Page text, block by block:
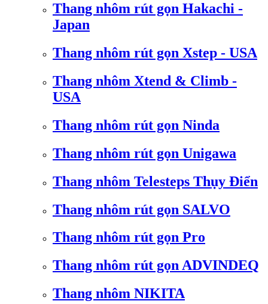
Thang nhôm rút gọn Hakachi -
Japan
Thang nhôm rút gọn Xstep - USA
Thang nhôm Xtend & Climb -
USA
Thang nhôm rút gọn Ninda
Thang nhôm rút gọn Unigawa
Thang nhôm Telesteps Thụy Điển
Thang nhôm rút gọn SALVO
Thang nhôm rút gọn Pro
Thang nhôm rút gọn ADVINDEQ
Thang nhôm NIKITA